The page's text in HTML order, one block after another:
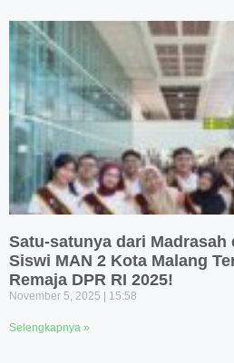
Satu-satunya dari Madrasah
Siswi MAN 2 Kota Malang
Remaja DPR RI 2025!
November 5, 2025 15:58
Selengkapnya »